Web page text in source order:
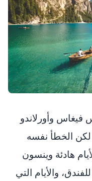
فيغاس وأورلاندو
لكن الخطأ نفسه
هادئة وينسون
والأيام التي